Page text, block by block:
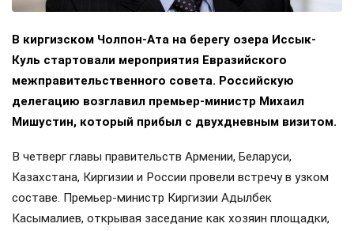
В киргизском Чолпон-Ата на берегу озера Иссык-
Куль стартовали мероприятия Евразийского
межправительственного совета. Российскую
делегацию возглавил премьер-министр Михаил
Мишустин, который прибыл с двухдневным визитом.
В четверг главы правительств Армении, Беларуси,
Казахстана, Киргизии и России провели встречу в узком
составе. Премьер-министр Киргизии Адылбек
Касымалиев, открывая заседание как хозяин площадки,